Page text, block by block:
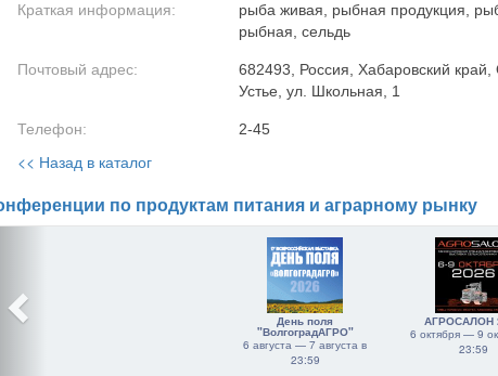
Краткая информация:
рыба живая, рыбная продукция,
рыбная, сельдь
Почтовый адрес:
682493, Россия, Хабаровский
Устье, ул. Школьная, 1
Телефон: 2-45
<< Назад в каталог
по продуктам питания и аграрному рынку
День поля
"ВолгоградАГРО"
6 августа — 7 августа в
23:59
АГРОСАЛОН
6 октября — 9
23:59